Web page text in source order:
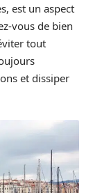
est un aspect
vous de bien
tout
et dissiper